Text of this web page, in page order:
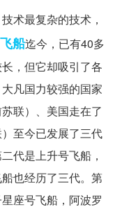
术最复杂的技术，
飞船迄今，已有40多
，但它却吸引了各
凡国力较强的国家
联）、美国走在了
至今已发展了三代
代是上升号飞船，
也经历了三代。第
座号飞船，阿波罗